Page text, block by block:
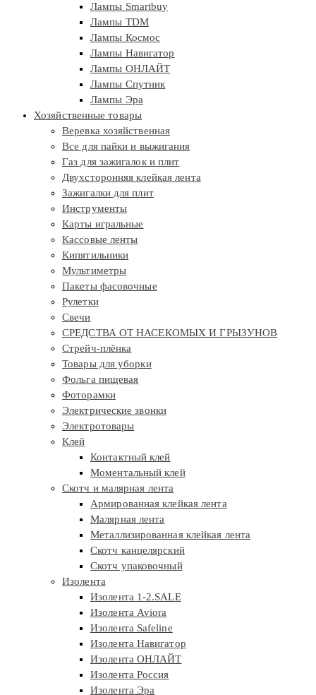
Лампы Smartbuy
Лампы TDM
Лампы Космос
Лампы Навигатор
Лампы ОНЛАЙТ
Лампы Спутник
Лампы Эра
Хозяйственные товары
Веревка хозяйственная
Все для пайки и выжигания
Газ для зажигалок и плит
Двухсторонняя клейкая лента
Зажигалки для плит
Инструменты
Карты игральные
Кассовые ленты
Кипятильники
Мультиметры
Пакеты фасовочные
Рулетки
Свечи
СРЕДСТВА ОТ НАСЕКОМЫХ И ГРЫЗУНОВ
Стрейч-плёнка
Товары для уборки
Фольга пищевая
Фоторамки
Электрические звонки
Электротовары
Клей
Контактный клей
Моментальный клей
Скотч и малярная лента
Армированная клейкая лента
Малярная лента
Металлизированная клейкая лента
Скотч канцелярский
Скотч упаковочный
Изолента
Изолента 1-2.SALE
Изолента Aviora
Изолента Safeline
Изолента Навигатор
Изолента ОНЛАЙТ
Изолента Россия
Изолента Эра